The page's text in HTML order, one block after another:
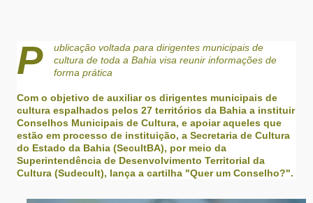
P
ublicação voltada para dirigentes municipais de
cultura de toda a Bahia visa reunir informações de
forma prática
Com o objetivo de auxiliar os dirigentes municipais de
cultura espalhados pelos 27 territórios da Bahia a instituir
Conselhos Municipais de Cultura, e apoiar aqueles que
estão em processo de instituição, a Secretaria de Cultura
do Estado da Bahia (SecultBA), por meio da
Superintendência de Desenvolvimento Territorial da
Cultura (Sudecult), lança a cartilha "Quer um Conselho?".